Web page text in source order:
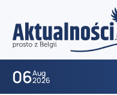
06Aug
2026